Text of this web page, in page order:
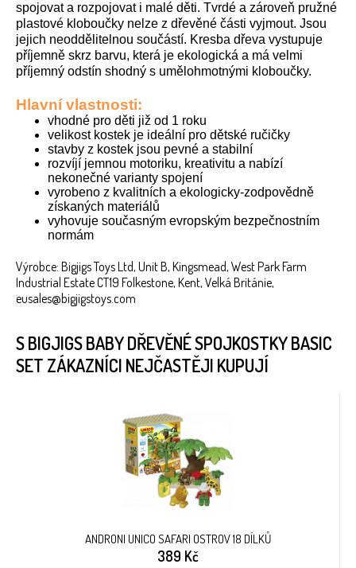
spojovat a rozpojovat i malé děti. Tvrdé a zároveň pružné
plastové kloboučky nelze z dřevěné části vyjmout. Jsou
jejich neoddělitelnou součástí. Kresba dřeva vystupuje
příjemně skrz barvu, která je ekologická a má velmi
příjemný odstín shodný s umělohmotnými kloboučky.
Hlavní vlastnosti:
vhodné pro děti již od 1 roku
velikost kostek je ideální pro dětské ručičky
stavby z kostek jsou pevné a stabilní
rozvíjí jemnou motoriku, kreativitu a nabízí
nekonečné varianty spojení
vyrobeno z kvalitních a ekologicky-zodpovědně
získaných materiálů
vyhovuje současným evropským bezpečnostním
normám
Výrobce: Bigjigs Toys Ltd, Unit B, Kingsmead, West Park Farm
Industrial Estate CT19 Folkestone, Kent, Velká Británie,
eusales@bigjigstoys.com
S BIGJIGS BABY DŘEVĚNÉ SPOJKOSTKY BASIC
SET ZÁKAZNÍCI NEJČASTĚJI KUPUJÍ
ANDRONI UNICO SAFARI OSTROV 18 DÍLKŮ
389 Kč